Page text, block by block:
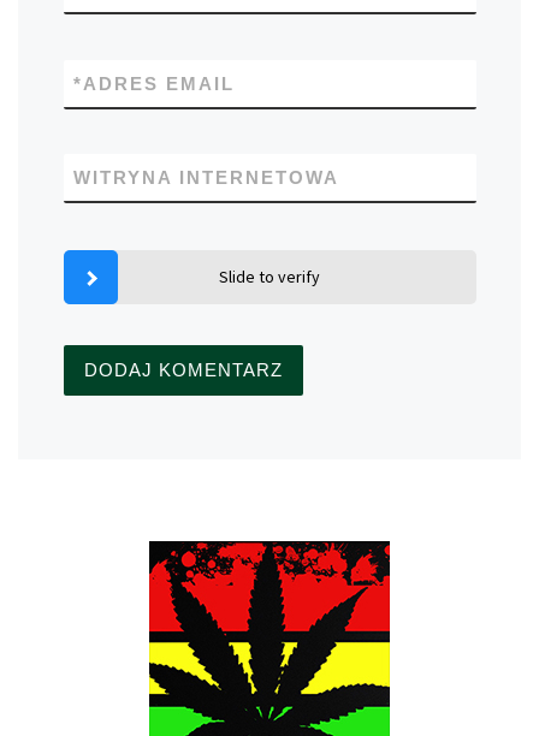
ADRES EMAIL
*
WITRYNA INTERNETOWA
Slide to verify